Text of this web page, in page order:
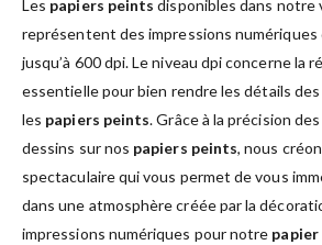
Les papiers peints disponibles dans notre
représentent des impressions
jusqu’à 600 dpi. Le niveau dpi concerne la
essentielle pour bien rendre les détails
les papiers peints. Grâce à la précision
dessins sur nos papiers peints, nous
spectaculaire qui vous permet de vous
dans une atmosphère créée par la
impressions numériques pour notre